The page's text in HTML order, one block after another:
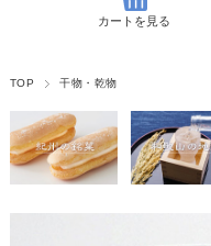
カートを見る
TOP 干物・乾物